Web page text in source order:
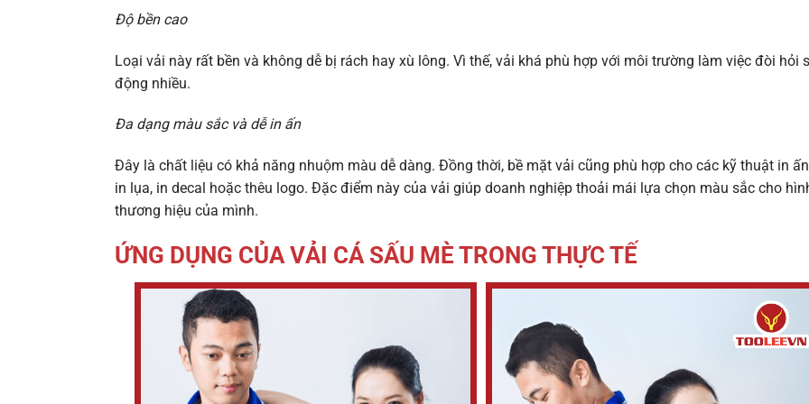
Độ bền cao
Loại vải này rất bền và không dễ bị rách hay xù lông. Vì thế, vải khá phù hợp với môi trường làm việc đòi hỏi
động nhiều.
Đa dạng màu sắc và dễ in ấn
Đây là chất liệu có khả năng nhuộm màu dễ dàng. Đồng thời, bề mặt vải cũng phù hợp cho các kỹ thuật in
in lụa, in decal hoặc thêu logo. Đặc điểm này của vải giúp doanh nghiệp thoải mái lựa chọn màu sắc cho
thương hiệu của mình.
ỨNG DỤNG CỦA VẢI CÁ SẤU MÈ TRONG THỰC TẾ